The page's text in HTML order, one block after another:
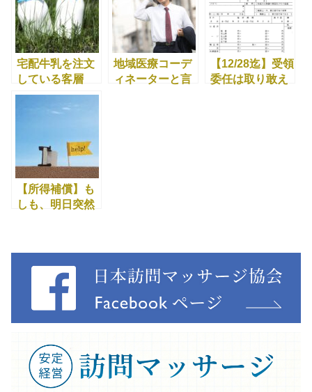
宅配牛乳を注文
している客層
は？
地域医療コーデ
ィネーターと言
【12/28迄】受領
委任は取り敢え
【所得補償】も
しも、明日突然